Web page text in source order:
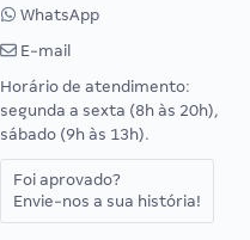
WhatsApp
E-mail
Horário de atendimento:
segunda a sexta (8h às 20h),
sábado (9h às 13h).
Foi aprovado?
Envie-nos a sua história!